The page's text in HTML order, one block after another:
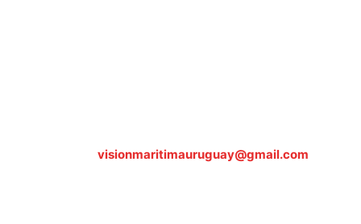
visionmaritimauruguay@gmail.com